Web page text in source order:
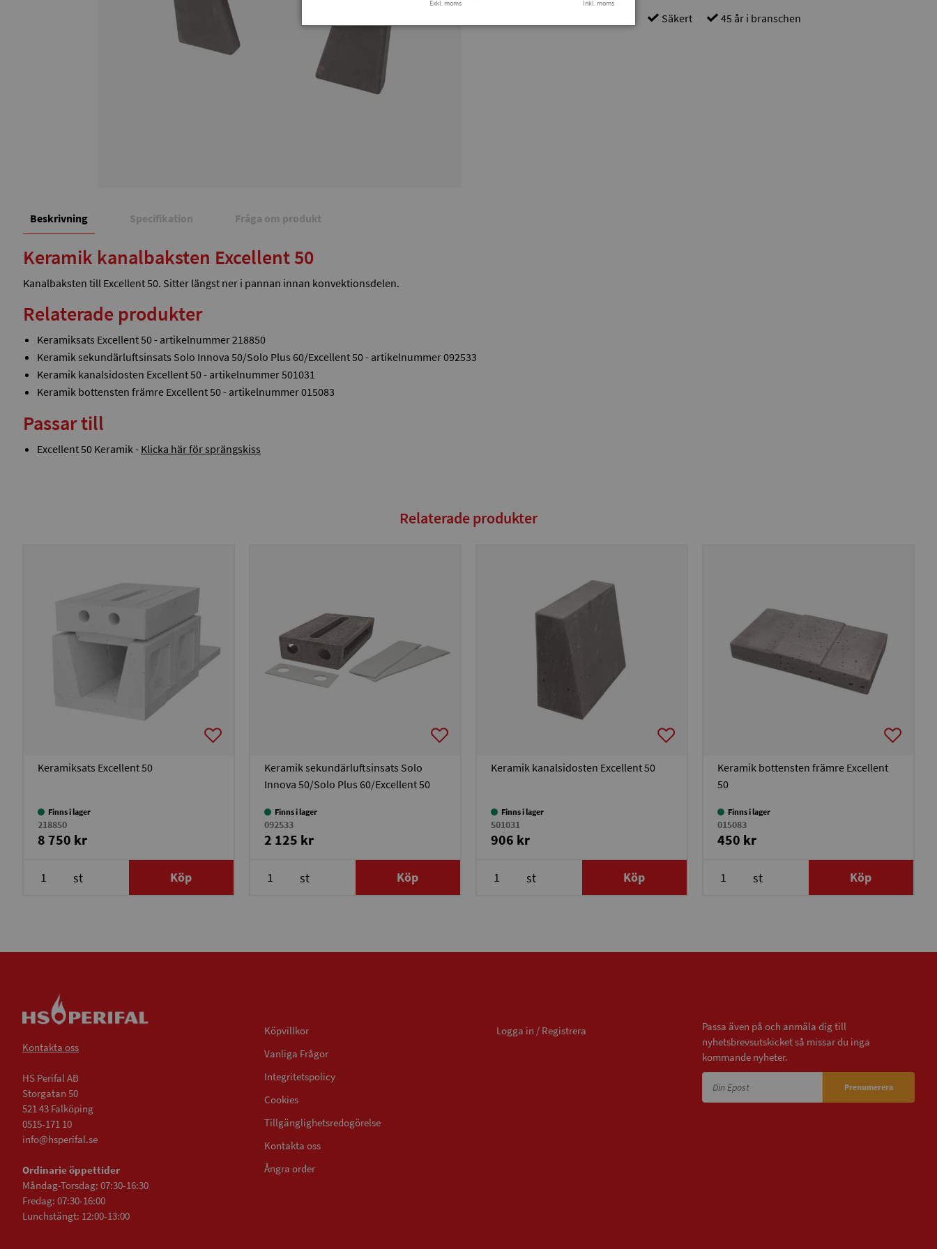
Säkert 45 år i branschen
Beskrivning Specifikation Fråga om produkt
Keramik kanalbaksten Excellent 50
Kanalbaksten till Excellent 50. Sitter längst ner i pannan innan konvektionsdelen.
Relaterade produkter
Keramiksats Excellent 50 - artikelnummer 218850
Keramik sekundärluftsinsats Solo Innova 50/Solo Plus 60/Excellent 50 - artikelnummer 092533
Keramik kanalsidosten Excellent 50 - artikelnummer 501031
Keramik bottensten främre Excellent 50 - artikelnummer 015083
Passar till
Excellent 50 Keramik - Klicka här för sprängskiss
Relaterade produkter
Keramiksats Excellent 50
Finns i lager
218850
8 750 kr
st Köp
Keramik sekundärluftsinsats Solo
Innova 50/Solo Plus 60/Excellent 50
Finns i lager
092533
2 125 kr
st Köp
Keramik kanalsidosten Excellent 50
Finns i lager
501031
906 kr
st Köp
Keramik bottensten främre Excellent
50
Finns i lager
015083
450 kr
st Köp
Kontakta oss
HS Perifal AB
Storgatan 50
521 43 Falköping
0515-171 10
info@hsperifal.se
Ordinarie öppettider
Måndag-Torsdag: 07:30-16:30
Fredag: 07:30-16:00
Lunchstängt: 12:00-13:00
Köpvillkor
Vanliga Frågor
Integritetspolicy
Cookies
Tillgänglighetsredogörelse
Kontakta oss
Ångra order
Logga in / Registrera
Passa även på och anmäla dig till
nyhetsbrevsutskicket så missar du inga
kommande nyheter.
Prenumerera
Exkl. moms Inkl. moms